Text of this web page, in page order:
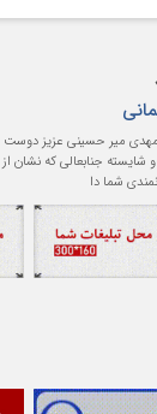
میر حسینی عزیز دوست
شایسته جنابعالی که نشان
شما دا